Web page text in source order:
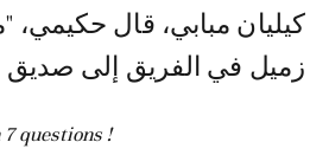
كيليان مبابي، قال حكيمي،
زميل في الفريق إلى صديق
questions !